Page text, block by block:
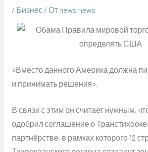
/ Бизнес/ От news news
«Вместо данного Америка должна
и принимать решения».
В связи с этим он считает нужным,
одобрил соглашение о
партнёрстве, в рамках которого 12